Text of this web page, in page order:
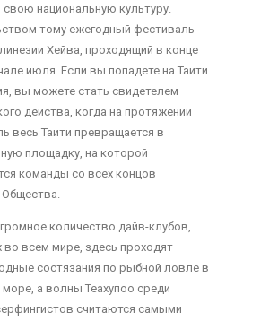
свою национальную культуру.
тому ежегодный фестиваль
Хейва, проходящий в конце
июля. Если вы попадете на Таити
вы можете стать свидетелем
действа, когда на протяжении
весь Таити превращается в
площадку, на которой
команды со всех концов
количество дайв-клубов,
во всем мире, здесь проходят
состязания по рыбной ловле в
а волны Теахупоо среди
считаются самыми